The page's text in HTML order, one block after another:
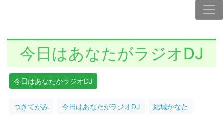
今日はあなたがラジオDJ
今日はあなたがラジオDJ
つきてがみ 今日はあなたがラジオDJ 結城かなた